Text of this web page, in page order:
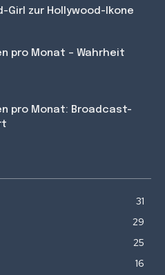
Girl zur Hollywood-Ikone
pro Monat – Wahrheit
pro Monat: Broadcast-
31
29
25
16